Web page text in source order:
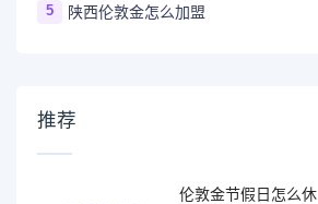
5 陕西伦敦金怎么加盟
推荐
伦敦金节假日怎么休